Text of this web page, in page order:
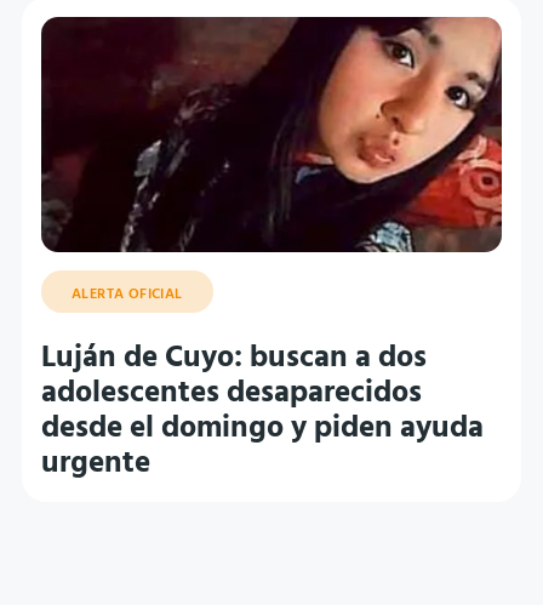
ALERTA OFICIAL
Luján de Cuyo: buscan a dos
adolescentes desaparecidos
desde el domingo y piden ayuda
urgente